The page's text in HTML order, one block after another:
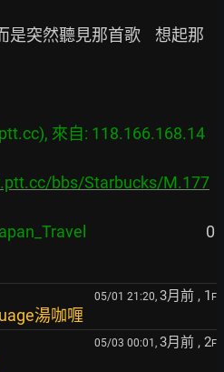
來自: 118.166.168.14
bbs/Starbucks/M.177
                                 0
05/01 21:20, 3月前 , 1 F
湯咖喱
05/03 00:01, 3月前 , 2F